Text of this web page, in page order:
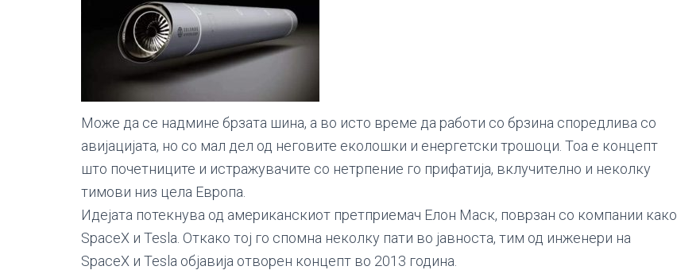
Може да се надмине брзата шина, а во исто време да работи со брзина споредлива со
авијацијата, но со мал дел од неговите еколошки и енергетски трошоци. Тоа е концепт
што почетниците и истражувачите со нетрпение го прифатија, вклучително и неколку
тимови низ цела Европа.
Идејата потекнува од американскиот претприемач Елон Маск, поврзан со компании како
SpaceX и Tesla. Откако тој го спомна неколку пати во јавноста, тим од инженери на
SpaceX и Tesla објавија отворен концепт во 2013 година.